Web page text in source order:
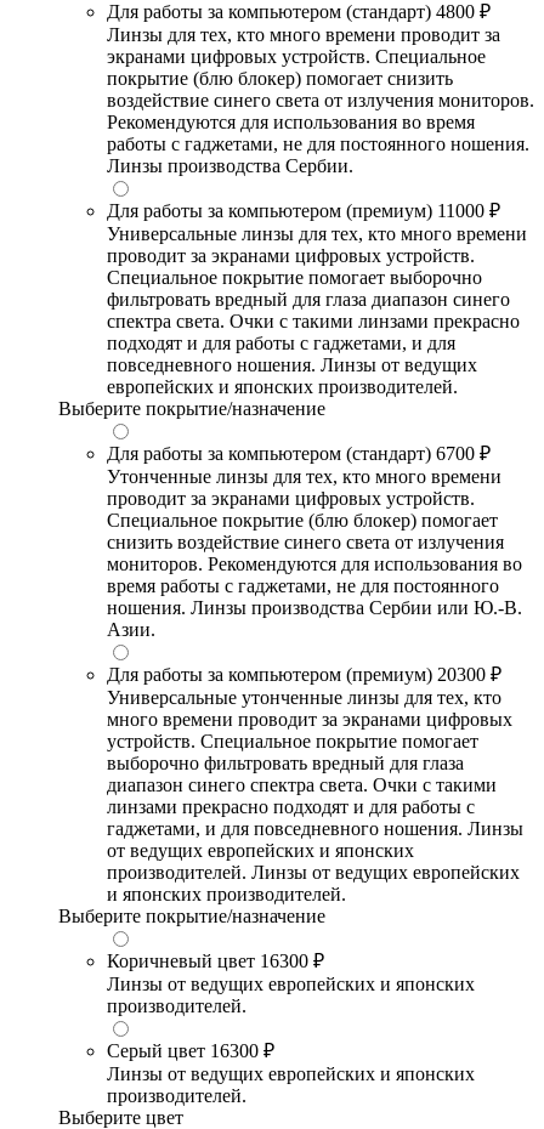
Для работы за компьютером (стандарт) 4800 ₽
Линзы для тех, кто много времени проводит за
экранами цифровых устройств. Специальное
покрытие (блю блокер) помогает снизить
воздействие синего света от излучения мониторов.
Рекомендуются для использования во время
работы с гаджетами, не для постоянного ношения.
Линзы производства Сербии.
Для работы за компьютером (премиум) 11000 ₽
Универсальные линзы для тех, кто много времени
проводит за экранами цифровых устройств.
Специальное покрытие помогает выборочно
фильтровать вредный для глаза диапазон синего
спектра света. Очки с такими линзами прекрасно
подходят и для работы с гаджетами, и для
повседневного ношения. Линзы от ведущих
европейских и японских производителей.
Выберите покрытие/назначение
Для работы за компьютером (стандарт) 6700 ₽
Утонченные линзы для тех, кто много времени
проводит за экранами цифровых устройств.
Специальное покрытие (блю блокер) помогает
снизить воздействие синего света от излучения
мониторов. Рекомендуются для использования во
время работы с гаджетами, не для постоянного
ношения. Линзы производства Сербии или Ю.-В.
Азии.
Для работы за компьютером (премиум) 20300 ₽
Универсальные утонченные линзы для тех, кто
много времени проводит за экранами цифровых
устройств. Специальное покрытие помогает
выборочно фильтровать вредный для глаза
диапазон синего спектра света. Очки с такими
линзами прекрасно подходят и для работы с
гаджетами, и для повседневного ношения. Линзы
от ведущих европейских и японских
производителей. Линзы от ведущих европейских
и японских производителей.
Выберите покрытие/назначение
Коричневый цвет 16300 ₽
Линзы от ведущих европейских и японских
производителей.
Серый цвет 16300 ₽
Линзы от ведущих европейских и японских
производителей.
Выберите цвет